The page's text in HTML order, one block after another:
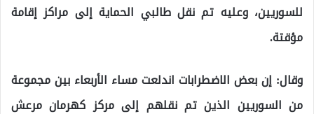
للسوريين، وعليه تم نقل طالبي الحماية إلى مراكز إقامة
مؤقتة.
وقال: إن بعض الاضطرابات اندلعت مساء الأربعاء بين مجموعة
من السوريين الذين تم نقلهم إلى مركز كهرمان مرعش